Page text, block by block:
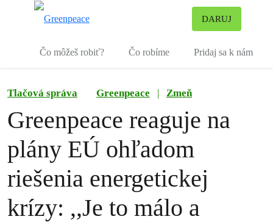
DARUJ
Čo môžeš robiť? Čo robíme Pridaj sa k nám
Tlačová správa Greenpeace | Zmeň
Greenpeace reaguje na
plány EÚ ohľadom
riešenia energetickej
krízy: ,,Je to málo a